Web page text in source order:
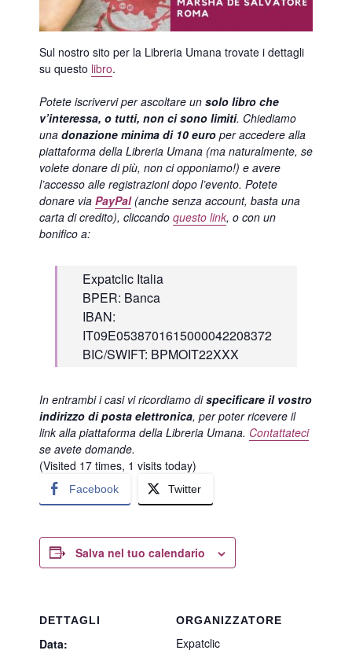
Sul nostro sito per la Libreria Umana trovate i dettagli
su questo libro.
Potete iscrivervi per ascoltare unsolo libro che
v’interessa, o tutti, non ci sono limiti. Chiediamo
unadonazione minima di 10 euro per accedere alla
piattaforma della Libreria Umana (ma naturalmente, se
volete donare di più, non ci opponiamo!) e avere
l’accesso alle registrazioni dopo l’evento. Potete
donare viaPayPal(anche senza account, basta una
carta di credito), cliccandoquesto link, o con un
bonifico a:
Expatclic Italia
BPER: Banca
IBAN:
IT09E0538701615000042208372
BIC/SWIFT: BPMOIT22XXX
In entrambi i casi vi ricordiamo dispecificare il vostro
indirizzo di posta elettronica, per poter ricevere il
link alla piattaforma della Libreria Umana. Contattateci
se avete domande.
(Visited 17 times, 1 visits today)
Facebook Twitter
Salva nel tuo calendario
DETTAGLI
Data:
ORGANIZZATORE
Expatclic